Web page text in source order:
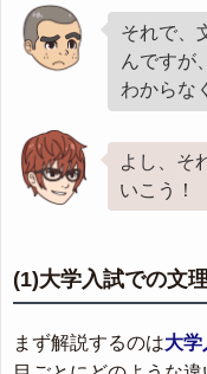
それで、
んですが、
わからな
よし、そ
いこう！
(1)大学入試での文
まず解説するのは大